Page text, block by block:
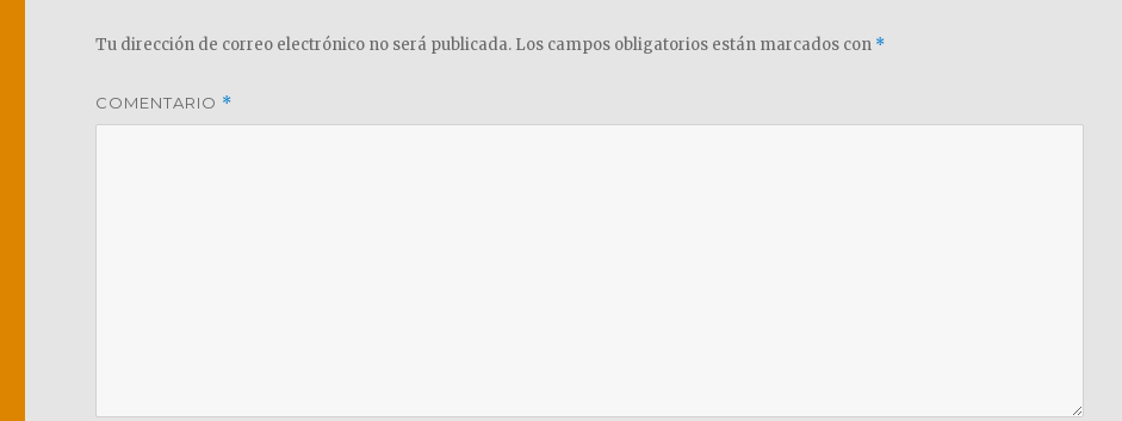
Tu dirección de correo electrónico no será publicada. Los campos obligatorios están marcados con *
COMENTARIO *